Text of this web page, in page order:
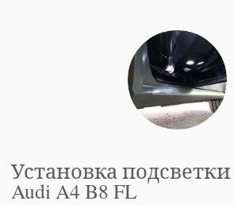
Установка
Audi A4 B8 FL